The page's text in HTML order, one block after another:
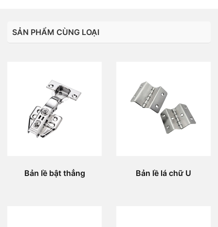
SẢN PHẨM CÙNG LOẠI
Bản lề bật thẳng Bản lề lá chữ U